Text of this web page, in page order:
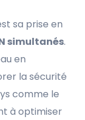
sa prise en
simultanés.
en
la sécurité
comme le
à optimiser